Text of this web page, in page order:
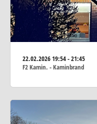
22.02.202619:54 - 21:45
F2 Kamin. - Kaminbrand